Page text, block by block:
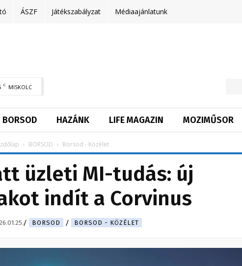
ÁSZF Játékszabályzat Médiaajánlatunk
C MISKOLC
BORSOD HAZÁNK LIFE MAGAZIN MOZIMŰSOR
BORSOD Borsod - Közélet
üzleti MI-tudás: új
indít a Corvinus
BORSOD BORSOD - KÖZÉLET